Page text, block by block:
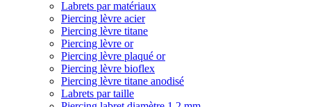
Labrets par matériaux
Piercing lèvre acier
Piercing lèvre titane
Piercing lèvre or
Piercing lèvre plaqué or
Piercing lèvre bioflex
Piercing lèvre titane anodisé
Labrets par taille